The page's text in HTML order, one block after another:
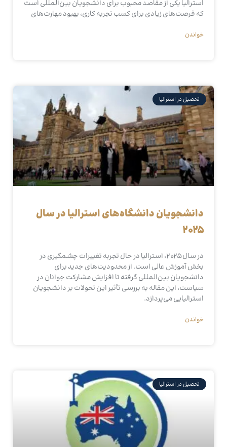
استرالیا یکی از مقاصد محبوب برای دانشجویان بین‌المللی است
که فرصت‌های زیادی برای کسب تجربه کاری، بهبود مهارت‌های
خواندن
تحصیل در استرالیا
دانشجویان دانشگاه‌های استرالیا در سال
۲۰۲۵
در سال ۲۰۲۵، استرالیا در حال تجربه تغییرات چشمگیری در
بخش آموزش عالی است. از محدودیت‌های جدید برای
دانشجویان بین‌المللی گرفته تا افزایش مشارکت جوانان در
سیاست، این مقاله به بررسی تأثیر این تحولات بر دانشجویان
استرالیایی می‌پردازد.
خواندن
تحصیل در استرالیا